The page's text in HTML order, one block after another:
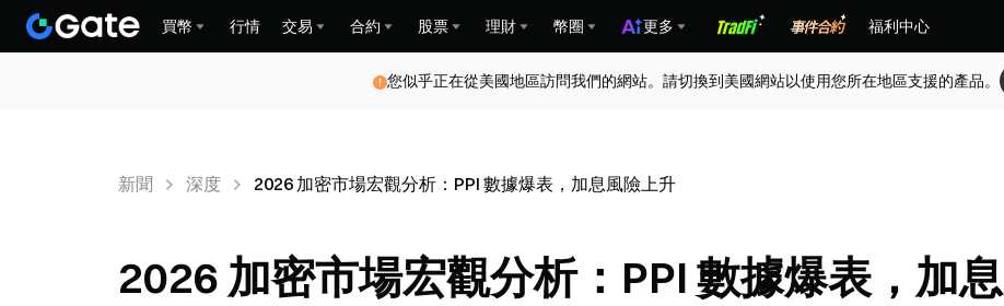
買幣 行情 交易 合約 股票 理財 幣圈 更多 福利中心
您似乎正在從美國地區訪問我們的網站。請切換到美國網站以使用您所在地區支援的產品。
新聞 深度 2026 加密市場宏觀分析：PPI 數據爆表，加息風險上升
2026 加密市場宏觀分析：PPI 數據爆表，加息